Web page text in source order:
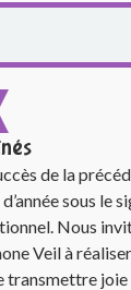
de la
sous le
Nous
Veil à
transmettre joie